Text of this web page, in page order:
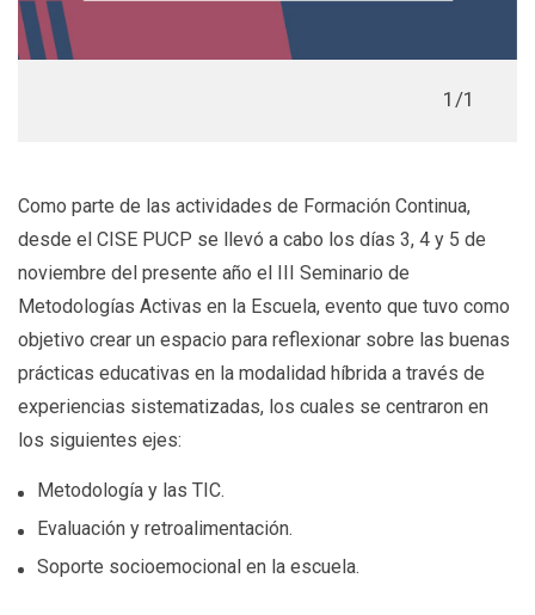
1/1
Como parte de las actividades de Formación Continua,
desde el CISE PUCP se llevó a cabo los días 3, 4 y 5 de
noviembre del presente año el III Seminario de
Metodologías Activas en la Escuela, evento que tuvo como
objetivo crear un espacio para reflexionar sobre las buenas
prácticas educativas en la modalidad híbrida a través de
experiencias sistematizadas, los cuales se centraron en
los siguientes ejes:
Metodología y las TIC.
Evaluación y retroalimentación.
Soporte socioemocional en la escuela.